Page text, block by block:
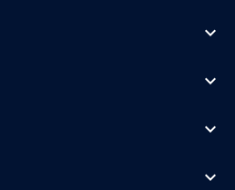
expand_more
expand_more
expand_more
expand_more